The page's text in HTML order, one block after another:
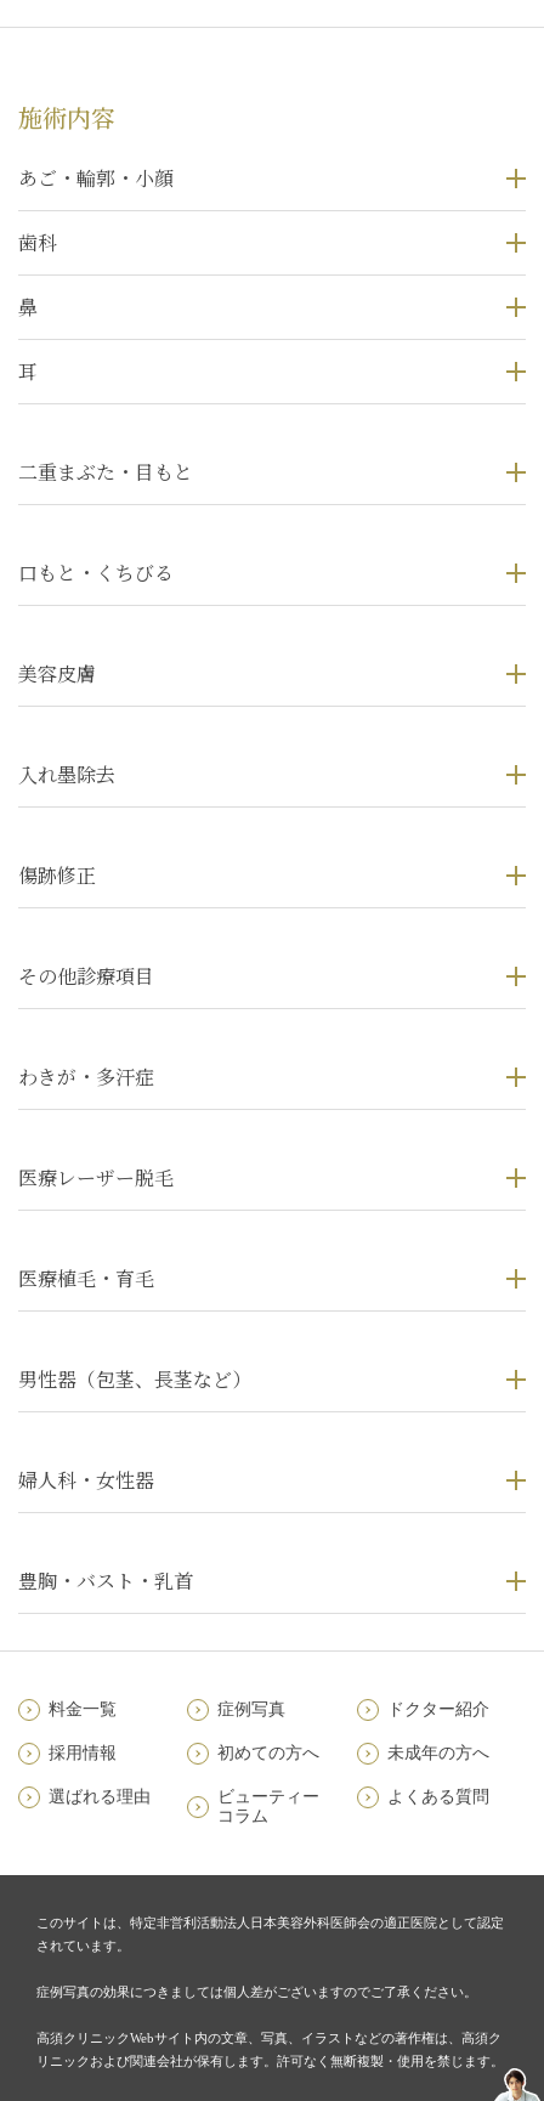
施術内容
あご・輪郭・小顔
歯科
鼻
耳
二重まぶた・目もと
口もと・くちびる
美容皮膚
入れ墨除去
傷跡修正
その他診療項目
わきが・多汗症
医療レーザー脱毛
医療植毛・育毛
男性器（包茎、長茎など）
婦人科・女性器
豊胸・バスト・乳首
料金一覧 症例写真 ドクター紹介
採用情報 初めての方へ 未成年の方へ
選ばれる理由
ビューティー
コラム
よくある質問
このサイトは、特定非営利活動法人日本美容外科医師会の適正医院として認定
されています。
症例写真の効果につきましては個人差がございますのでご了承ください。
高須クリニックWebサイト内の文章、写真、イラストなどの著作権は、高須ク
リニックおよび関連会社が保有します。許可なく無断複製・使用を禁じます。